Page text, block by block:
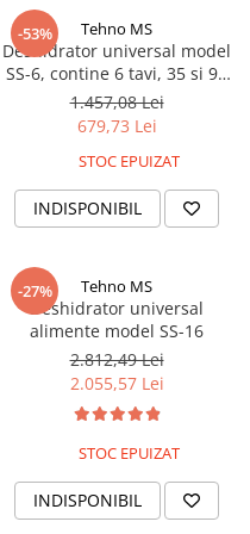
-53% Tehno MS
Deshidrator universal model
SS-6, contine 6 tavi, 35 si 90
grade
1.457,08 Lei
679,73 Lei
STOC EPUIZAT
INDISPONIBIL
-27% Tehno MS
Deshidrator universal
alimente model SS-16
2.812,49 Lei
2.055,57 Lei
STOC EPUIZAT
INDISPONIBIL